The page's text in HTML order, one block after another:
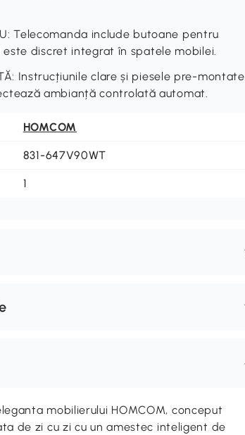
Telecomanda include butoane pentru
discret integrat în spatele mobilei.
Instrucțiunile clare și piesele pre-montate
ambianță controlată automat.
HOMCOM
831-647V90WT
1
mobilierului HOMCOM, conceput
de zi cu zi cu un amestec inteligent de